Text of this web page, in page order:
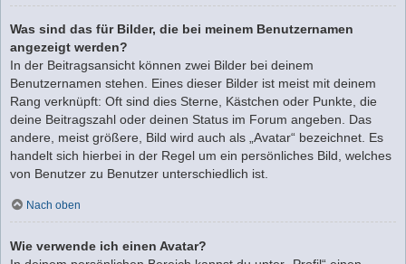
Was sind das für Bilder, die bei meinem Benutzernamen
angezeigt werden?
In der Beitragsansicht können zwei Bilder bei deinem
Benutzernamen stehen. Eines dieser Bilder ist meist mit deinem
Rang verknüpft: Oft sind dies Sterne, Kästchen oder Punkte, die
deine Beitragszahl oder deinen Status im Forum angeben. Das
andere, meist größere, Bild wird auch als „Avatar“ bezeichnet. Es
handelt sich hierbei in der Regel um ein persönliches Bild, welches
von Benutzer zu Benutzer unterschiedlich ist.
Nach oben
Wie verwende ich einen Avatar?